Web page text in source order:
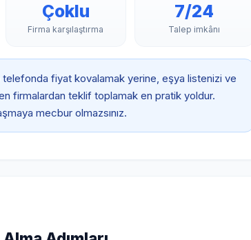
Çoklu
Firma karşılaştırma
7/24
Talep imkânı
telefonda fiyat kovalamak yerine, eşya listenizi ve
firmalardan teklif toplamak en pratik yoldur.
mecbur olmazsınız.